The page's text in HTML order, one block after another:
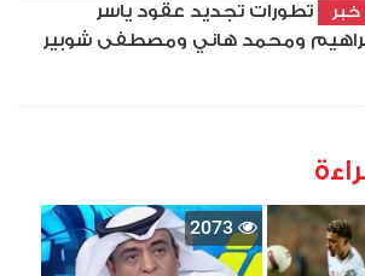
خبر
تطورات تجديد عقود ياسر
ومحمد هاني ومصطفى شوبير
2073